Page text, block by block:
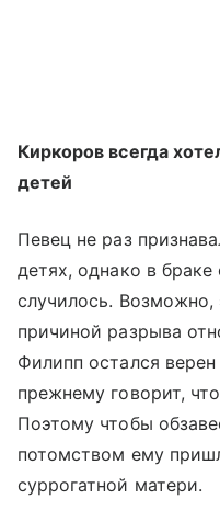
Киркоров всегда
детей
Певец не раз
детях, однако в
случилось.
причиной разрыва
Филипп остался
прежнему говорит,
Поэтому чтобы
потомством ему
суррогатной матери.